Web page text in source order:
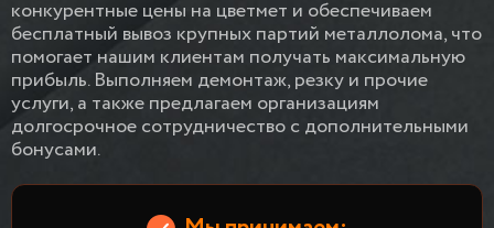
конкурентные цены на цветмет и обеспечиваем
бесплатный вывоз крупных партий металлолома, что
помогает нашим клиентам получать максимальную
прибыль. Выполняем демонтаж, резку и прочие
услуги, а также предлагаем организациям
долгосрочное сотрудничество с дополнительными
бонусами.